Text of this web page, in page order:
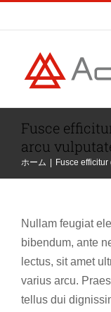
to
Fusce
arcu
ホーム | Fusce
Nullam feugiat
bibendum, ante
lectus, sit amet
varius arcu.
tellus dui